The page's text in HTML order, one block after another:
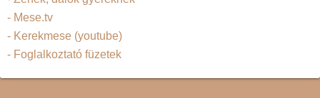
- Mese.tv
- Kerekmese (youtube)
- Foglalkoztató füzetek